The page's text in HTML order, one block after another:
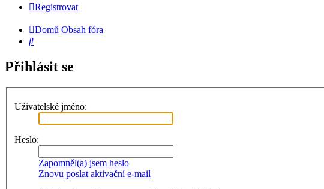
Registrovat
Domů Obsah fóra
Hledat
Přihlásit se
Uživatelské jméno:
Heslo:
Zapomněl(a) jsem heslo
Znovu poslat aktivační e-mail